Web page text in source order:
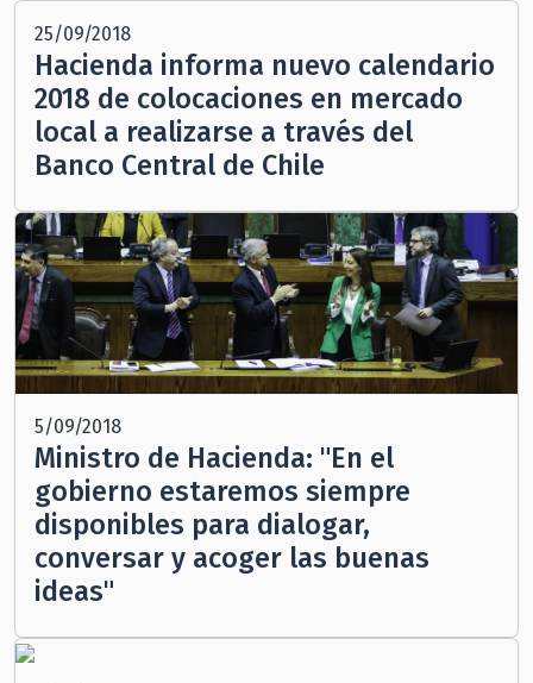
25/09/2018
Hacienda informa nuevo calendario
2018 de colocaciones en mercado
local a realizarse a través del
Banco Central de Chile
5/09/2018
Ministro de Hacienda: "En el
gobierno estaremos siempre
disponibles para dialogar,
conversar y acoger las buenas
ideas"